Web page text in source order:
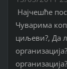
Најчешће
Чуварима
циљеви?, Да